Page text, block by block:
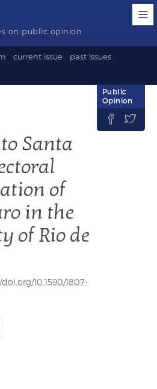
on public opinion
current issue
past issues
Santa
of
in the
of Rio de
10.1590/1807-
Public
Opinion
 